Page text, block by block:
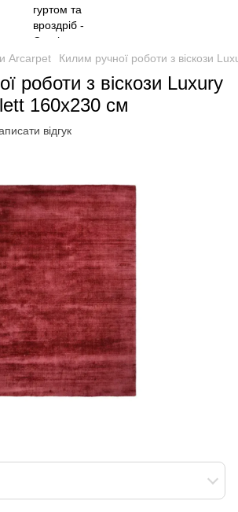
Arcarpet Килим ручної роботи з віскози
роботи з віскози Luxury
160х230 см
відгук